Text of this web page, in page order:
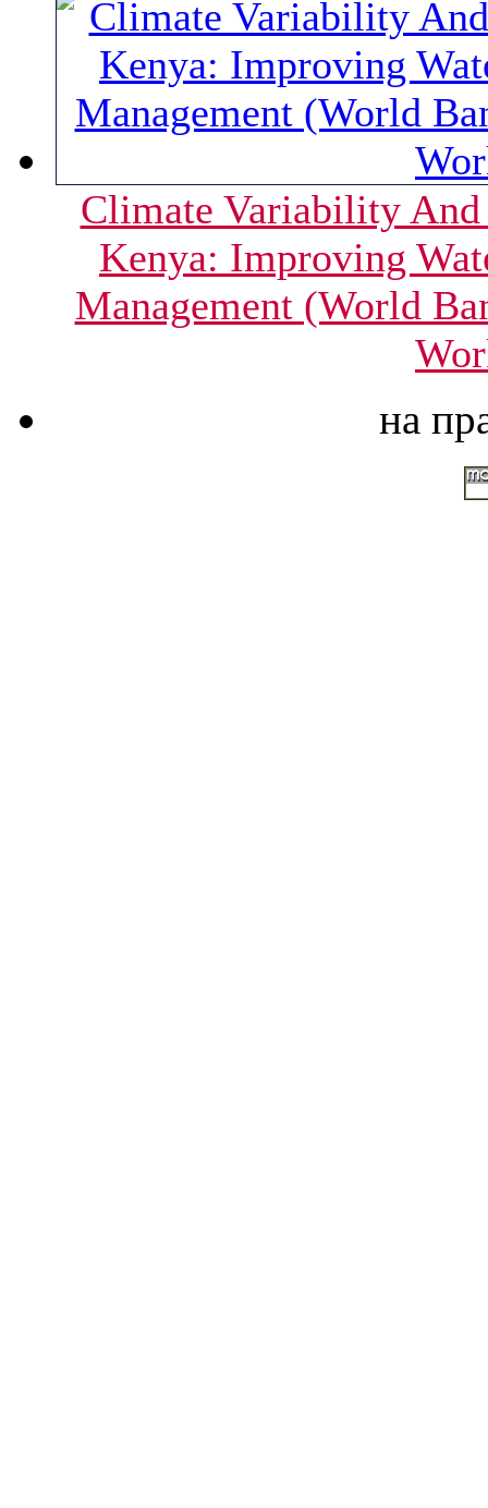
Climate Variability And
Kenya: Improving
Management (World
на